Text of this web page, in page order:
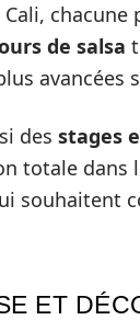
de salsa
avancées
des stages
totale dans
souhaitent
ET